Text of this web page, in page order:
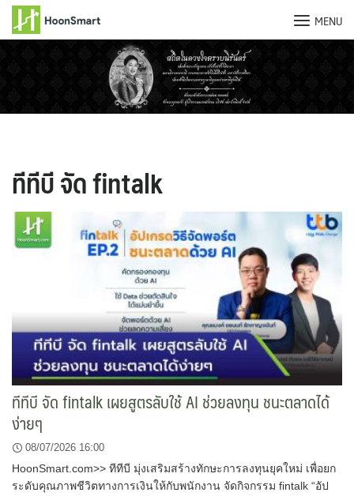
MENU
ทีทีบี จัด fintalk
ทีทีบี จัด fintalk เผยสูตรลับใช้ AI ช่วยลงทุน ชนะตลาดได้
ง่ายๆ
08/07/2026 16:00
HoonSmart.com>> ทีทีบี มุ่งเสริมสร้างทักษะการลงทุนยุคใหม่ เพื่อยก
ระดับคุณภาพชีวิตทางการเงินให้กับพนักงาน จัดกิจกรรม fintalk “อัป